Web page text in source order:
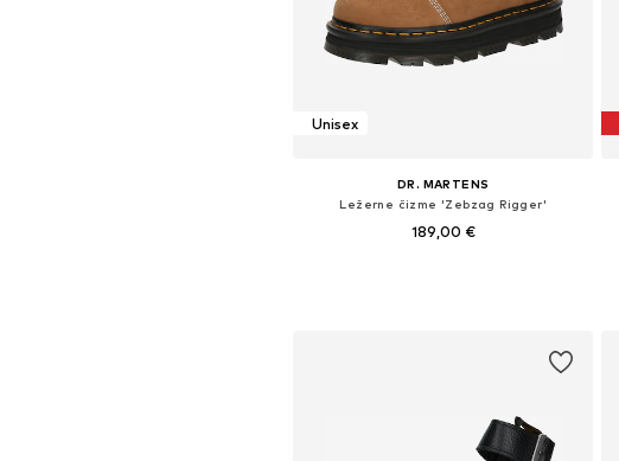
Unisex
DR. MARTENS
Ležerne čizme 'Zebzag Rigger'
189,00 €